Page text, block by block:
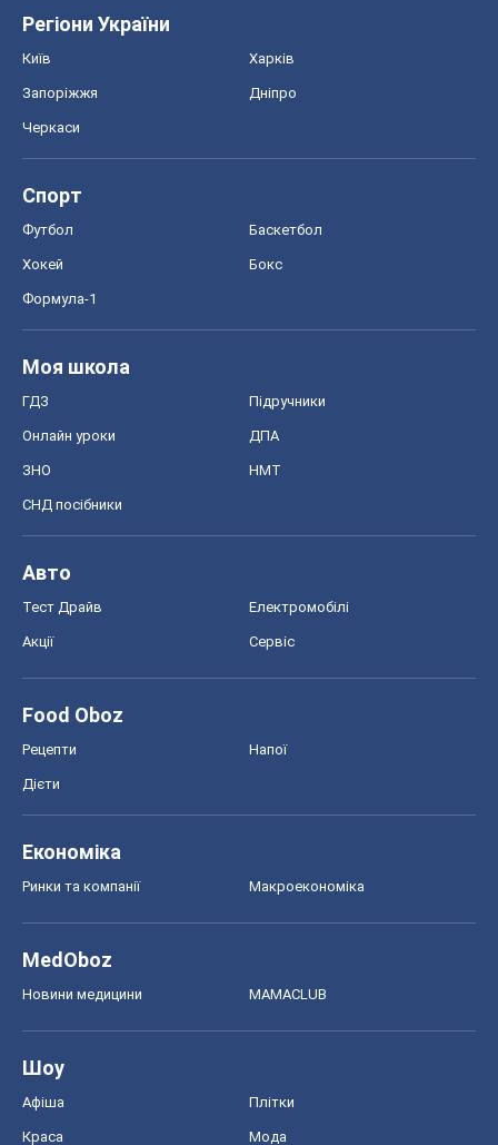
Регіони України
Київ Харків
Запоріжжя Дніпро
Черкаси
Спорт
Футбол Баскетбол
Хокей Бокс
Формула-1
Моя школа
ГДЗ Підручники
Онлайн уроки ДПА
ЗНО НМТ
СНД посібники
Авто
Тест Драйв Електромобілі
Акції Сервіс
Food Oboz
Рецепти Напої
Дієти
Економіка
Ринки та компанії Макроекономіка
MedOboz
Новини медицини MAMACLUB
Шоу
Афіша Плітки
Краса Мода